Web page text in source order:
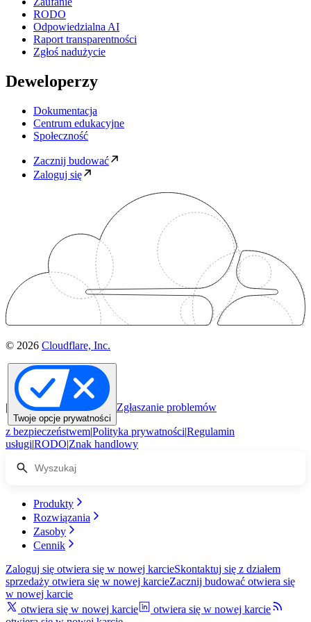
RODO
Odpowiedzialna AI
Raport transparentności
Zgłoś nadużycie
Deweloperzy
Dokumentacja
Centrum edukacyjne
Społeczność
Zacznij budować
Zaloguj się
© 2026 Cloudflare, Inc.
|
Twoje opcje prywatności
Zgłaszanie problemów
z bezpieczeństwem|Polityka prywatności|Regulamin
usługi|RODO|Znak handlowy
Produkty
Rozwiązania
Zasoby
Cennik
Zaloguj się otwiera się w nowej karcieSkontaktuj się z działem
sprzedaży otwiera się w nowej karcieZacznij budować otwiera się
w nowej karcie
otwiera się w nowej karcie
otwiera się w nowej karcie